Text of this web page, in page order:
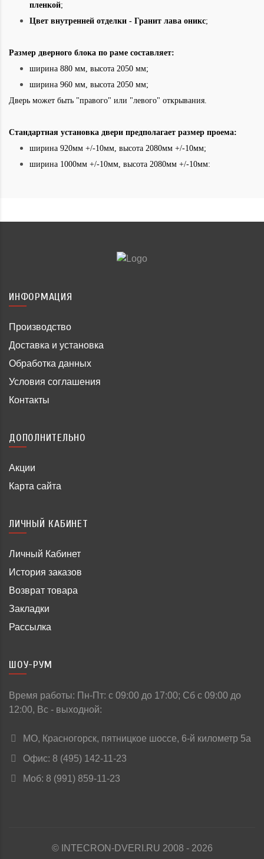
пленкой;
Цвет внутренней отделки - Гранит лава оникс;
Размер дверного блока по раме составляет:
ширина 880 мм, высота 2050 мм;
ширина 960 мм, высота 2050 мм;
Дверь может быть "правого" или "левого" открывания.
Стандартная установка двери предполагает размер проема:
ширина 920мм +/-10мм, высота 2080мм +/-10мм;
ширина 1000мм +/-10мм, высота 2080мм +/-10мм:
ИНФОРМАЦИЯ
Производство
Доставка и установка
Обработка данных
Условия соглашения
Контакты
ДОПОЛНИТЕЛЬНО
Акции
Карта сайта
ЛИЧНЫЙ КАБИНЕТ
Личный Кабинет
История заказов
Возврат товара
Закладки
Рассылка
ШОУ-РУМ
Время работы: Пн-Пт: c 09:00 до 17:00; Сб с 09:00 до
12:00, Вс - выходной:
МО, Красногорск, пятницкое шоссе, 6-й километр 5а
Офис: 8 (495) 142-11-23
Моб: 8 (991) 859-11-23
© INTECRON-DVERI.RU 2008 - 2026